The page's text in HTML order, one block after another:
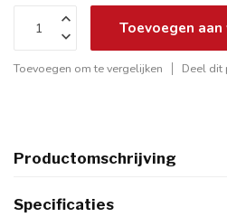
Toevoegen
Toevoegen om te vergelijken Deel dit
Productomschrijving
Specificaties